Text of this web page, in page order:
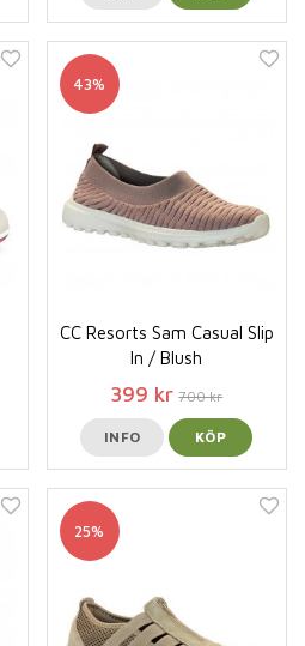
43%
CC Resorts Sam Casual Slip
In / Blush
399 kr 700 kr
INFO KÖP
25%